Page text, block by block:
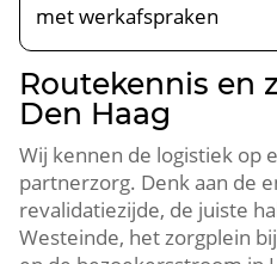
met werkafspraken
Routekennis en
Den Haag
Wij kennen de logistiek op
partnerzorg. Denk aan de
revalidatiezijde, de juiste
Westeinde, het zorgplein